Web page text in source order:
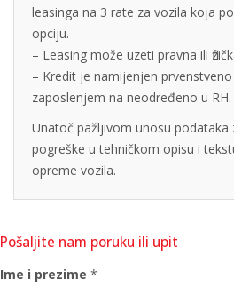
leasinga na 3 rate za vozila koja
opciju.
– Leasing može uzeti pravna ili
– Kredit je namijenjen prvenstveno
zaposlenjem na neodređeno u RH.
Unatoč pažljivom unosu podataka
pogreške u tehničkom opisu i
opreme vozila.
Pošaljite nam poruku ili upit
Ime i prezime *